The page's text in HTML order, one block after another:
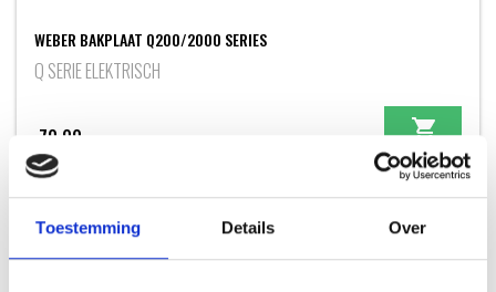
Toestemming Details Over
WEBER BAKPLAAT Q200/2000 SERIES
Q SERIE ELEKTRISCH
79,99